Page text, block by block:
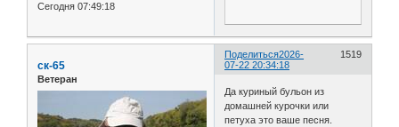
Сегодня 07:49:18
Поделиться 1519
2026-
07-22 20:34:18
ск-65
Ветеран
Да куриный бульон из
домашней курочки или
петуха это ваше песня.